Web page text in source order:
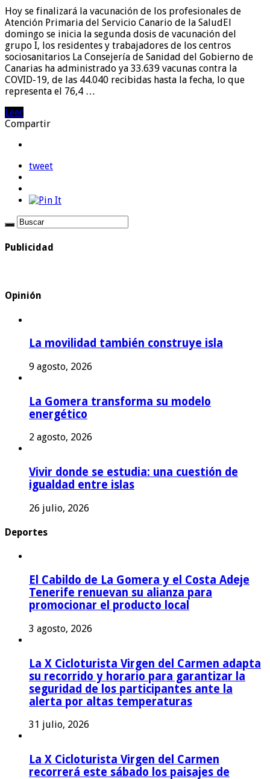
Hoy se finalizará la vacunación de los profesionales de
Atención Primaria del Servicio Canario de la SaludEl
domingo se inicia la segunda dosis de vacunación del
grupo I, los residentes y trabajadores de los centros
sociosanitarios La Consejería de Sanidad del Gobierno de
Canarias ha administrado ya 33.639 vacunas contra la
COVID-19, de las 44.040 recibidas hasta la fecha, lo que
representa el 76,4 …
Leer
Compartir
tweet
Publicidad
Opinión
La movilidad también construye isla
9 agosto, 2026
La Gomera transforma su modelo
energético
2 agosto, 2026
Vivir donde se estudia: una cuestión de
igualdad entre islas
26 julio, 2026
Deportes
El Cabildo de La Gomera y el Costa Adeje
Tenerife renuevan su alianza para
promocionar el producto local
3 agosto, 2026
La X Cicloturista Virgen del Carmen adapta
su recorrido y horario para garantizar la
seguridad de los participantes ante la
alerta por altas temperaturas
31 julio, 2026
La X Cicloturista Virgen del Carmen
recorrerá este sábado los paisajes de